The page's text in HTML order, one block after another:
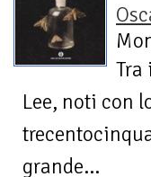
Tra
Lee, noti con
grande...